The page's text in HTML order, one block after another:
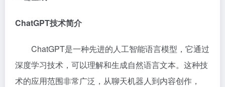
ChatGPT技术简介
ChatGPT是一种先进的人工智能语言模型，它通过
深度学习技术，可以理解和生成自然语言文本。这种技
术的应用范围非常广泛，从聊天机器人到内容创作，